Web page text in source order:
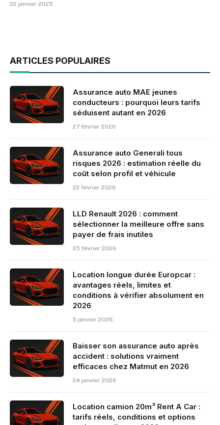
22 janvier 2025
ARTICLES POPULAIRES
Assurance auto MAE jeunes
conducteurs : pourquoi leurs tarifs
séduisent autant en 2026
27 février 2026
Assurance auto Generali tous
risques 2026 : estimation réelle du
coût selon profil et véhicule
22 février 2026
LLD Renault 2026 : comment
sélectionner la meilleure offre sans
payer de frais inutiles
25 février 2026
Location longue durée Europcar :
avantages réels, limites et
conditions à vérifier absolument en
2026
5 janvier 2026
Baisser son assurance auto après
accident : solutions vraiment
efficaces chez Matmut en 2026
24 janvier 2026
Location camion 20m³ Rent A Car :
tarifs réels, conditions et options